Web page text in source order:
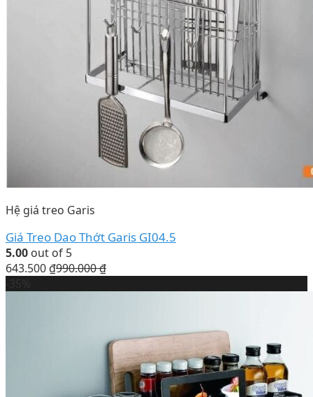
Hệ giá treo Garis
Giá Treo Dao Thớt Garis GI04.5
5.00 out of 5
643.500 ₫990.000₫